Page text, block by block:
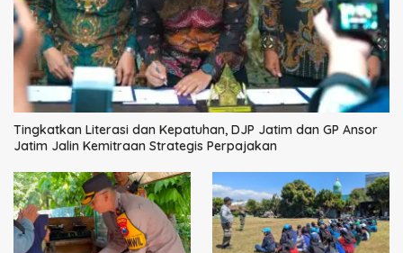
Tingkatkan Literasi dan Kepatuhan, DJP Jatim dan GP Ansor
Jatim Jalin Kemitraan Strategis Perpajakan